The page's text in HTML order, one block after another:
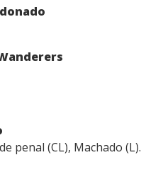
penal (CL), Machado (L).